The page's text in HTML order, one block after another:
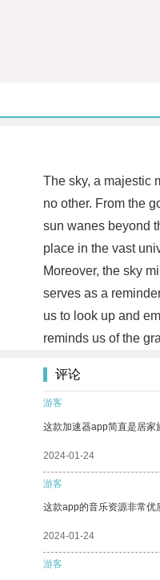
The sky, a majestic
no other. From the
sun wanes beyond
place in the vast
Moreover, the sky
serves as a
us to look up and
reminds us of the
评论
游客
这款加速器app简直是居家
2024-01-24
游客
这款app的音乐资源非常优
2024-01-24
游客